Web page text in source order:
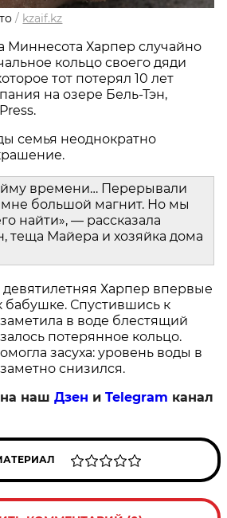
/ kzaif.kz
Миннесота Харпер случайно
кольцо своего дяди
тот потерял 10 лет
на озере Бель-Тэн,
семья неоднократно
времени… Перерывали
мне большой магнит. Но мы
найти», — рассказала
теща Майера и хозяйка дома
девятилетняя Харпер впервые
бабушке. Спустившись к
в воде блестящий
потерянное кольцо.
засуха: уровень воды в
снизился.
на нашДзен иTelegram канал